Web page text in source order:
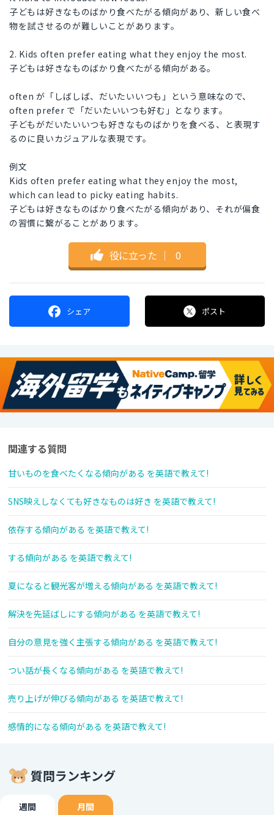
子どもは好きなものばかり食べたがる傾向があり、新しい食べ
物を試させるのが難しいことがあります。
2. Kids often prefer eating what they enjoy the most.
子どもは好きなものばかり食べたがる傾向がある。
often が「しばしば、だいたいいつも」という意味なので、
often prefer で「だいたいいつも好む」となります。
子どもがだいたいいつも好きなものばかりを食べる、と表現す
るのに良いカジュアルな表現です。
例文
Kids often prefer eating what they enjoy the most,
which can lead to picky eating habits.
子どもは好きなものばかり食べたがる傾向があり、それが偏食
の習慣に繋がることがあります。
役に立った ｜ 0
シェア ポスト
関連する質問
甘いものを食べたくなる傾向がある を英語で教えて!
SNS映えしなくても好きなものは好き を英語で教えて!
依存する傾向がある を英語で教えて!
する傾向がある を英語で教えて!
夏になると観光客が増える傾向がある を英語で教えて!
解決を先延ばしにする傾向がある を英語で教えて!
自分の意見を強く主張する傾向がある を英語で教えて!
つい話が長くなる傾向がある を英語で教えて!
売り上げが伸びる傾向がある を英語で教えて!
感情的になる傾向がある を英語で教えて!
質問ランキング
週間 月間